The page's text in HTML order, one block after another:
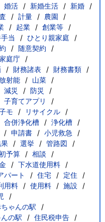
婚活 新婚生活
新婚
計量
農園
起業
創業等
当
ひとり親家庭
随意契約
庭庁
財務諸表
財務書類
射能
山菜
減災
防災
子育てアプリ
モ
リサイクル
合併浄化槽
浄化槽
申請書
小児救急
選挙
管路図
予算
相談
下水道使用料
パート 住宅
定住
用料 使用料
施設
ゃんの駅
の駅
住民税申告